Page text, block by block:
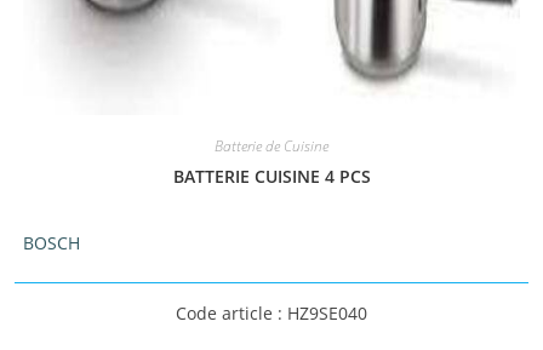
Batterie de Cuisine
BATTERIE CUISINE 4 PCS
BOSCH
Code article : HZ9SE040